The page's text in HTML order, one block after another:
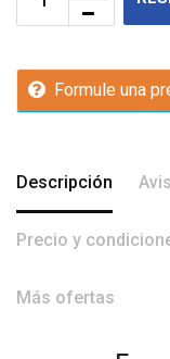
Formule una
Descripción
Precio y
Más ofertas